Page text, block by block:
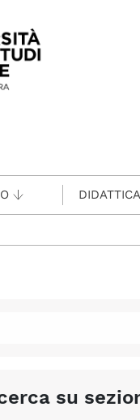
principale
DIDATTICA
su